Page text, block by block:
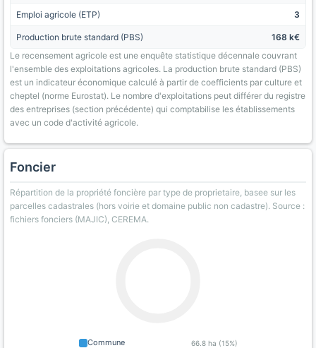
Emploi agricole (ETP) 3
Production brute standard (PBS)
168 k€
Le recensement agricole est une enquête statistique décennale couvrant
l'ensemble des exploitations agricoles. La production brute standard (PBS)
est un indicateur économique calculé à partir de coefficients par culture et
cheptel (norme Eurostat). Le nombre d'exploitations peut différer du registre
des entreprises (section précédente) qui comptabilise les établissements
avec un code d'activité agricole.
Foncier
Répartition de la propriété foncière par type de proprietaire, basee sur les
parcelles cadastrales (hors voirie et domaine public non cadastre). Source :
fichiers fonciers (MAJIC), CEREMA.
Commune 66.8 ha (15%)